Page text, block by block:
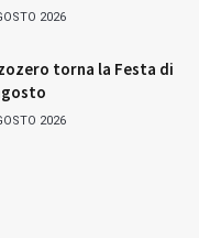
2026
torna la Festa di
2026